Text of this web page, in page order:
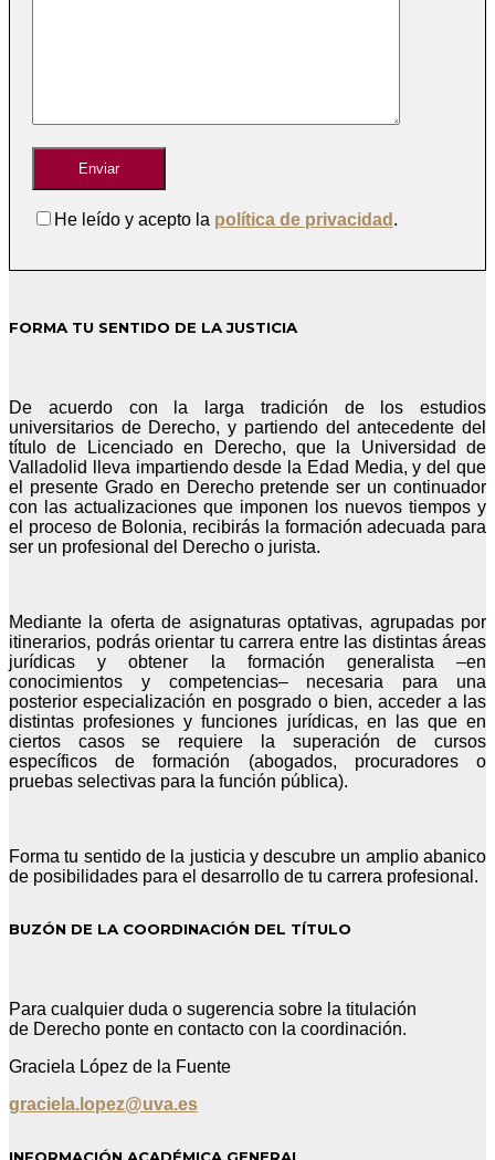
He leído y acepto la política de privacidad .
FORMA TU SENTIDO DE LA JUSTICIA
De acuerdo con la larga tradición de los estudios
universitarios de Derecho, y partiendo del antecedente del
título de Licenciado en Derecho, que la Universidad de
Valladolid lleva impartiendo desde la Edad Media, y del que
el presente Grado en Derecho pretende ser un continuador
con las actualizaciones que imponen los nuevos tiempos y
el proceso de Bolonia, recibirás la formación adecuada para
ser un profesional del Derecho o jurista.
Mediante la oferta de asignaturas optativas, agrupadas por
itinerarios, podrás orientar tu carrera entre las distintas áreas
jurídicas y obtener la formación generalista –en
conocimientos y competencias– necesaria para una
posterior especialización en posgrado o bien, acceder a las
distintas profesiones y funciones jurídicas, en las que en
ciertos casos se requiere la superación de cursos
específicos de formación (abogados, procuradores o
pruebas selectivas para la función pública).
Forma tu sentido de la justicia y descubre un amplio abanico
de posibilidades para el desarrollo de tu carrera profesional.
BUZÓN DE LA COORDINACIÓN DEL TÍTULO
Para cualquier duda o sugerencia sobre la titulación
de Derecho ponte en contacto con la coordinación.
Graciela López de la Fuente
graciela.lopez@uva.es